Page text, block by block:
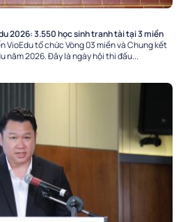
2026: 3.550 học sinh tranh tài tại 3 miền
VioEdu tổ chức Vòng 03 miền và Chung kết
năm 2026. Đây là ngày hội thi đấu...